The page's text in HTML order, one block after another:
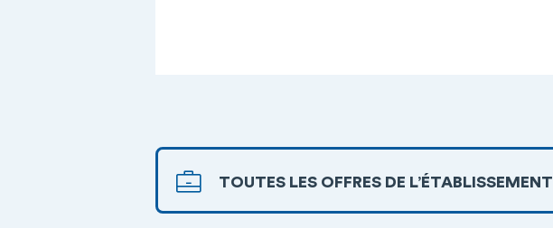
TOUTES LES OFFRES DE L’ÉTABLISSEMENT